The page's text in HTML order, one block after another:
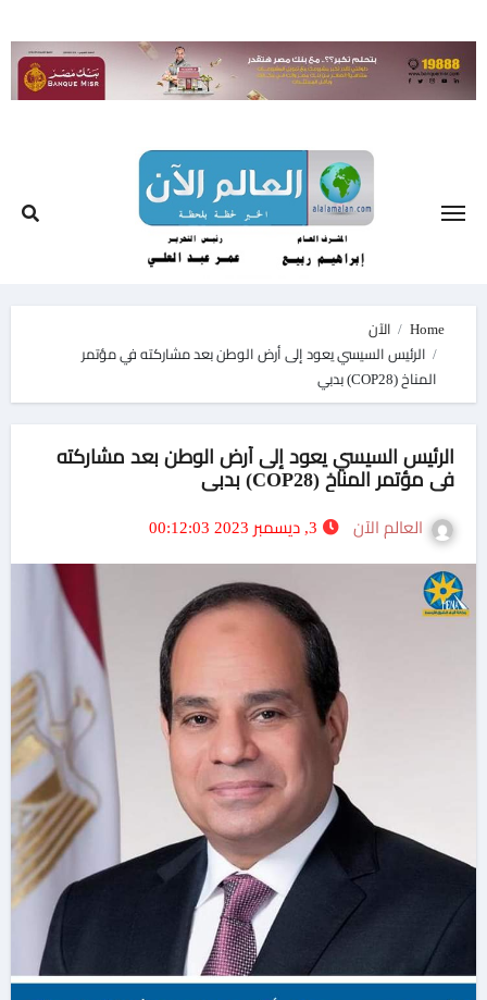
to
content
Home
الآن
الرئيس السيسي يعود إلى أرض الوطن بعد مشاركته في مؤتمر
المناخ (COP28) بدبي
الرئيس السيسي يعود إلى أرض الوطن بعد مشاركته
في مؤتمر المناخ (COP28) بدبي
العالم الآن